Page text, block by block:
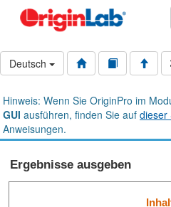
Deutsch
Hinweis: Wenn Sie OriginPro im
GUI ausführen, finden Sie auf dieser
Anweisungen.
Ergebnisse ausgeben